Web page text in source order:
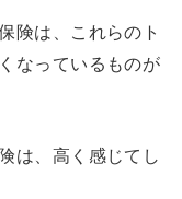
険は、これらのト
なっているものが
は、高く感じてし